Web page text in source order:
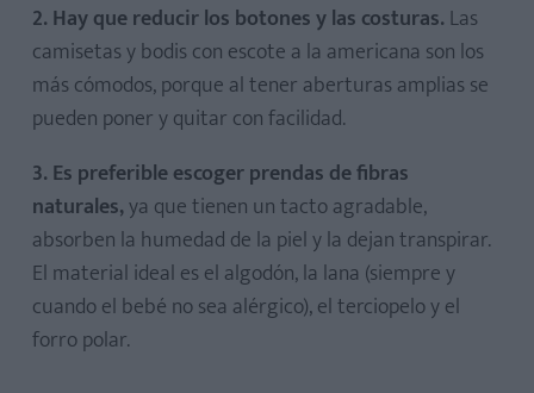
2. Hay que reducir los botones y las costuras. Las
camisetas y bodis con escote a la americana son los
más cómodos, porque al tener aberturas amplias se
pueden poner y quitar con facilidad.
3. Es preferible escoger prendas de fibras
naturales,ya que tienen un tacto agradable,
absorben la humedad de la piel y la dejan transpirar.
El material ideal es el algodón, la lana (siempre y
cuando el bebé no sea alérgico), el terciopelo y el
forro polar.